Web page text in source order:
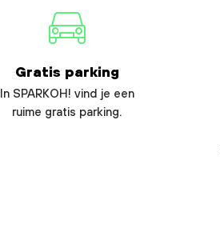
Gratis parking
In SPARKOH! vind je een
ruime gratis parking.